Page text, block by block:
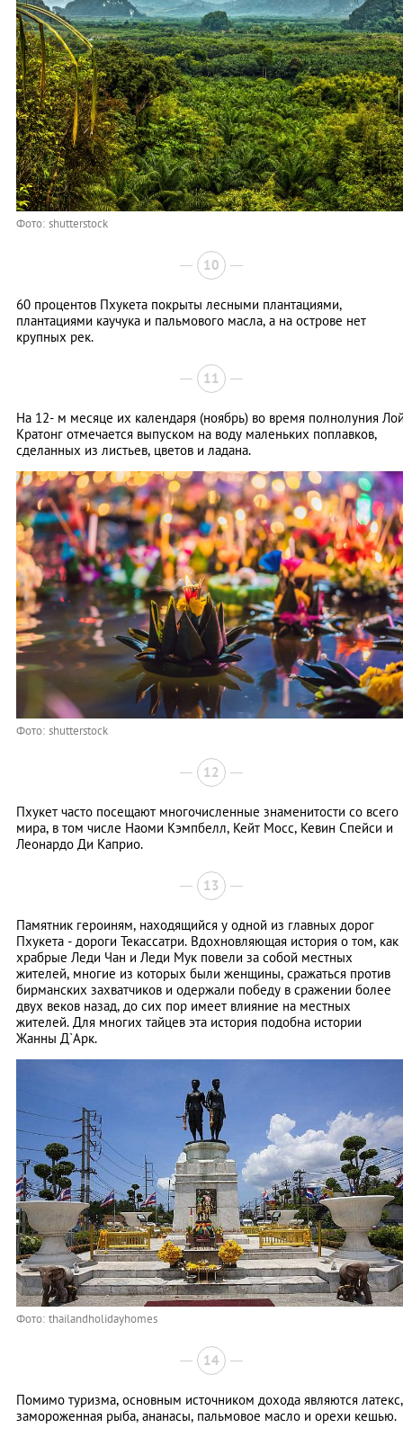
Фото: shutterstock
10
60 процентов Пхукета покрыты лесными плантациями,
плантациями каучука и пальмового масла, а на острове нет
крупных рек.
11
На 12- м месяце их календаря (ноябрь) во время полнолуния
Кратонг отмечается выпуском на воду маленьких поплавков,
сделанных из листьев, цветов и ладана.
Фото: shutterstock
12
Пхукет часто посещают многочисленные знаменитости со всего
мира, в том числе Наоми Кэмпбелл, Кейт Мосс, Кевин Спейси и
Леонардо Ди Каприо.
13
Памятник героиням, находящийся у одной из главных дорог
Пхукета - дороги Текассатри. Вдохновляющая история о том, как
храбрые Леди Чан и Леди Мук повели за собой местных
жителей, многие из которых были женщины, сражаться против
бирманских захватчиков и одержали победу в сражении более
двух веков назад, до сих пор имеет влияние на местных
жителей. Для многих тайцев эта история подобна истории
Жанны Д`Арк.
Фото: thailandholidayhomes
14
Помимо туризма, основным источником дохода являются латекс,
замороженная рыба, ананасы, пальмовое масло и орехи кешью.